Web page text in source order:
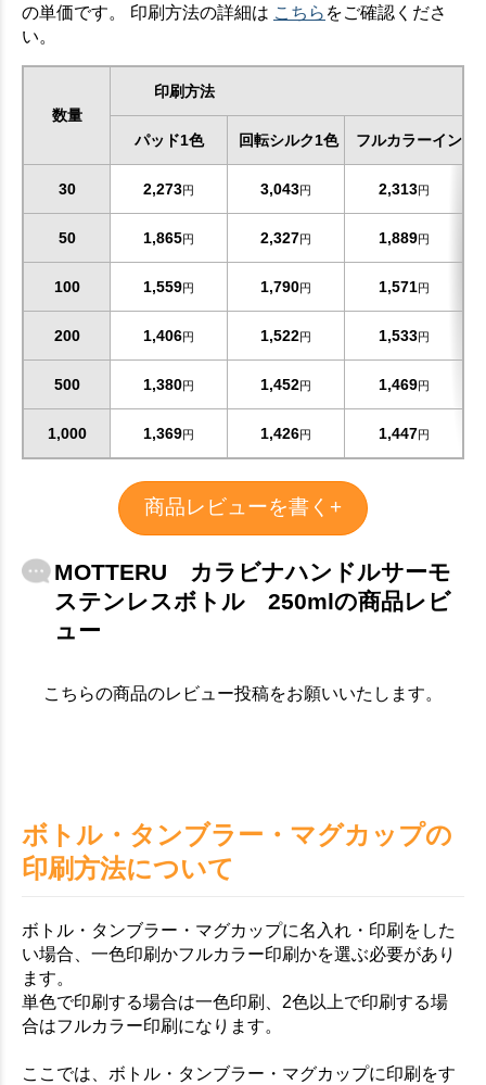
の単価です。 印刷方法の詳細は こちら をご確認くださ
い。
数量
印刷方法
パッド1色 回転シルク1色 フルカラーインク
30 2,273円 3,043円 2,313円
50 1,865円 2,327円 1,889円
100 1,559円 1,790円 1,571円
200 1,406円 1,522円 1,533円
500 1,380円 1,452円 1,469円
1,000 1,369円 1,426円 1,447 円
商品レビューを書く+
MOTTERU カラビナハンドルサーモ
ステンレスボトル 250mlの商品レビ
ュー
こちらの商品のレビュー投稿をお願いいたします。
ボトル・タンブラー・マグカップの
印刷方法について
ボトル・タンブラー・マグカップに名入れ・印刷をした
い場合、一色印刷かフルカラー印刷かを選ぶ必要があり
ます。
単色で印刷する場合は一色印刷、2色以上で印刷する場
合はフルカラー印刷になります。
ここでは、ボトル・タンブラー・マグカップに印刷をす